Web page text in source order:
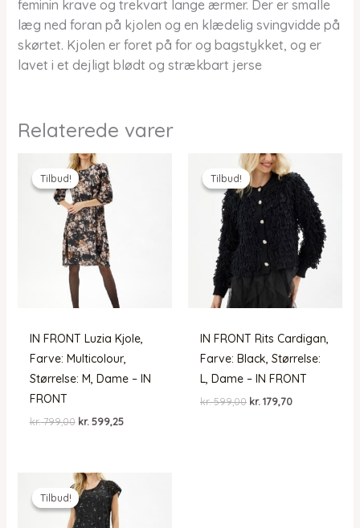
feminin krave og trekvart lange ærmer. Der er smalle
læg ned foran på kjolen og en klædelig svingvidde på
skørtet. Kjolen er foret på for og bagstykket, og er
lavet i et dejligt blødt og strækbart jerse
Relaterede varer
Tilbud!
Tilbud!
IN FRONT Luzia Kjole,
Farve: Multicolour,
Størrelse: M, Dame – IN
FRONT
kr.799,00 Den
kr. 799,00.
kr. 599,25Den
Tilbud!
Tilbud!
IN FRONT Rits Cardigan,
Farve: Black, Størrelse:
L, Dame – IN FRONT
kr.599,00 Den
kr. 179,70Den
Tilbud!
Tilbud!